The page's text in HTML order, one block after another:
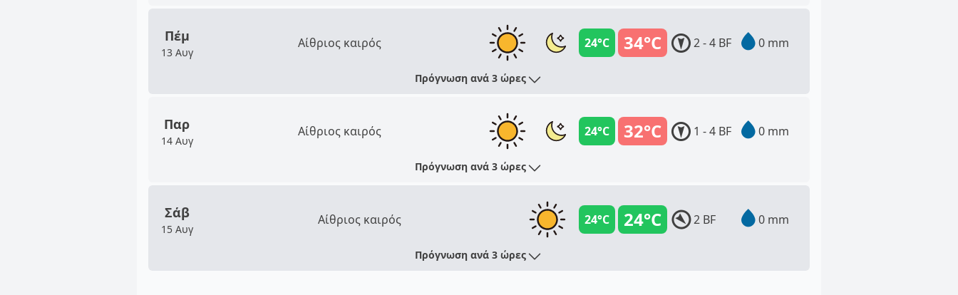
Πέμ
13 Αυγ
Αίθριος καιρός 34°C
24°C 2 - 4 BF 0 mm
Πρόγνωση ανά 3 ώρες
Παρ
14 Αυγ
Αίθριος καιρός 32°C
24°C 1 - 4 BF 0 mm
Πρόγνωση ανά 3 ώρες
Σάβ
15 Αυγ
Αίθριος καιρός 24°C
24°C 2 BF 0 mm
Πρόγνωση ανά 3 ώρες